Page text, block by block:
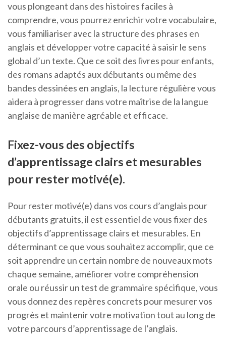
vous plongeant dans des histoires faciles à
comprendre, vous pourrez enrichir votre vocabulaire,
vous familiariser avec la structure des phrases en
anglais et développer votre capacité à saisir le sens
global d’un texte. Que ce soit des livres pour enfants,
des romans adaptés aux débutants ou même des
bandes dessinées en anglais, la lecture régulière vous
aidera à progresser dans votre maîtrise de la langue
anglaise de manière agréable et efficace.
Fixez-vous des objectifs
d’apprentissage clairs et mesurables
pour rester motivé(e).
Pour rester motivé(e) dans vos cours d’anglais pour
débutants gratuits, il est essentiel de vous fixer des
objectifs d’apprentissage clairs et mesurables. En
déterminant ce que vous souhaitez accomplir, que ce
soit apprendre un certain nombre de nouveaux mots
chaque semaine, améliorer votre compréhension
orale ou réussir un test de grammaire spécifique, vous
vous donnez des repères concrets pour mesurer vos
progrès et maintenir votre motivation tout au long de
votre parcours d’apprentissage de l’anglais.